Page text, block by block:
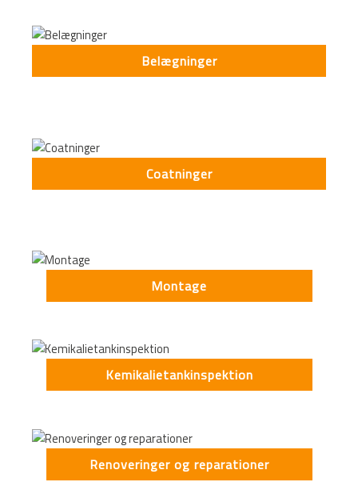
Belægninger
Coatninger
Montage
Kemikalietankinspektion
Renoveringer og reparationer